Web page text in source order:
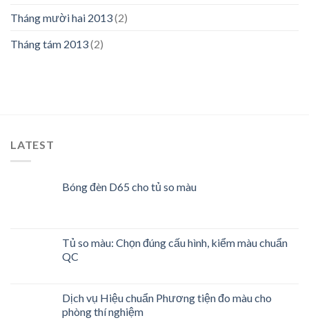
Tháng mười hai 2013(2)
Tháng tám 2013(2)
LATEST
Bóng đèn D65 cho tủ so màu
Tủ so màu: Chọn đúng cấu hình, kiểm màu chuẩn
QC
Dịch vụ Hiệu chuẩn Phương tiện đo màu cho
phòng thí nghiệm